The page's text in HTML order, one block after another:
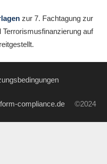
zur 7. Fachtagung zur
auf
compliance.de©2024